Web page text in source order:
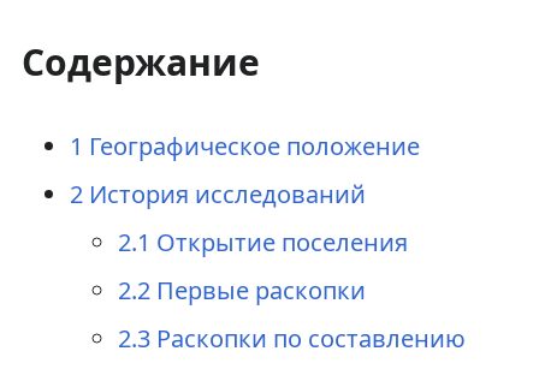
Содержание
1 Географическое положение
2 История исследований
2.1 Открытие поселения
2.2 Первые раскопки
2.3 Раскопки по составлению